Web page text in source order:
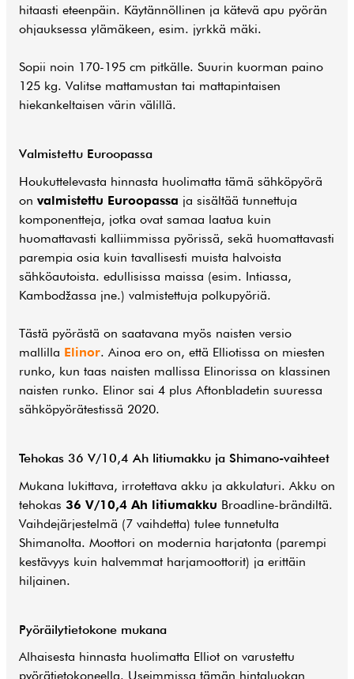
hitaasti eteenpäin. Käytännöllinen ja kätevä apu pyörän
ohjauksessa ylämäkeen, esim. jyrkkä mäki.
Sopii noin 170-195 cm pitkälle. Suurin kuorman paino
125 kg. Valitse mattamustan tai mattapintaisen
hiekankeltaisen värin välillä.
Valmistettu Euroopassa
Houkuttelevasta hinnasta huolimatta tämä sähköpyörä
on valmistettu Euroopassa ja sisältää tunnettuja
komponentteja, jotka ovat samaa laatua kuin
huomattavasti kalliimmissa pyörissä, sekä huomattavasti
parempia osia kuin tavallisesti muista halvoista
sähköautoista. edullisissa maissa (esim. Intiassa,
Kambodžassa jne.) valmistettuja polkupyöriä.
Tästä pyörästä on saatavana myös naisten versio
mallilla Elinor. Ainoa ero on, että Elliotissa on miesten
runko, kun taas naisten mallissa Elinorissa on klassinen
naisten runko. Elinor sai 4 plus Aftonbladetin suuressa
sähköpyörätestissä 2020.
Tehokas 36 V/10,4 Ah litiumakku ja Shimano-vaihteet
Mukana lukittava, irrotettava akku ja akkulaturi. Akku on
tehokas 36 V/10,4 Ah litiumakku Broadline-brändiltä.
Vaihdejärjestelmä (7 vaihdetta) tulee tunnetulta
Shimanolta. Moottori on modernia harjatonta (parempi
kestävyys kuin halvemmat harjamoottorit) ja erittäin
hiljainen.
Pyöräilytietokone mukana
Alhaisesta hinnasta huolimatta Elliot on varustettu
pyörätietokoneella. Useimmissa tämän hintaluokan